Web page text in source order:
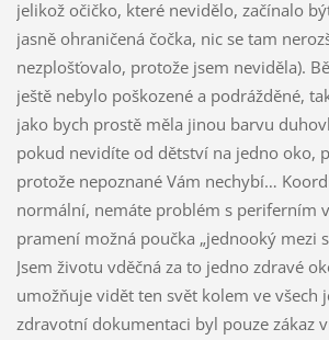
jelikož očičko, které nevidělo, začínalo
jasně ohraničená čočka, nic se tam
nezplošťovalo, protože jsem neviděla).
ještě nebylo poškozené a podrážděné,
jako bych prostě měla jinou barvu
pokud nevidíte od dětství na jedno oko,
protože nepoznané Vám nechybí…
normální, nemáte problém s periferním
pramení možná poučka „jednooký mezi
Jsem životu vděčná za to jedno zdravé
umožňuje vidět ten svět kolem ve všech
zdravotní dokumentaci byl pouze zákaz